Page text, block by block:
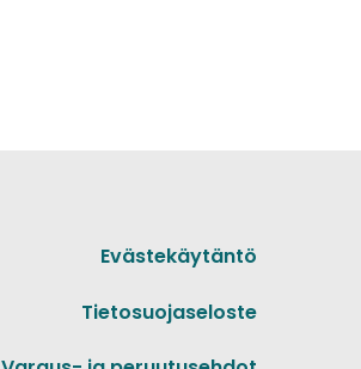
Evästekäytäntö
Tietosuojaseloste